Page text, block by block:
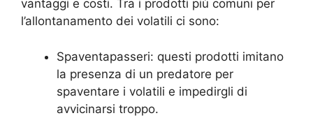
vantaggi e costi. Tra i prodotti più comuni per
l’allontanamento dei volatili ci sono:
Spaventapasseri: questi prodotti imitano
la presenza di un predatore per
spaventare i volatili e impedirgli di
avvicinarsi troppo.